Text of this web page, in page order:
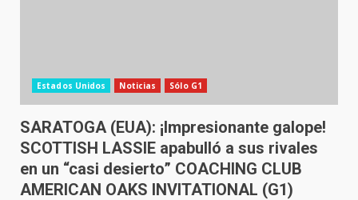
Estados Unidos Noticias Sólo G1
SARATOGA (EUA): ¡Impresionante galope!
SCOTTISH LASSIE apabulló a sus rivales
en un “casi desierto” COACHING CLUB
AMERICAN OAKS INVITATIONAL (G1)